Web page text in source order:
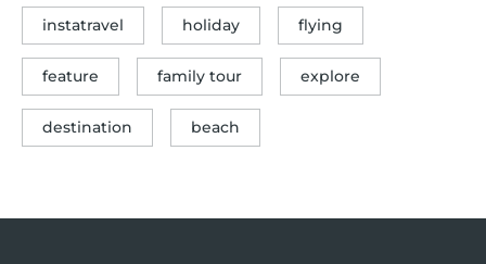
instatravel holiday flying
feature family tour explore
destination beach